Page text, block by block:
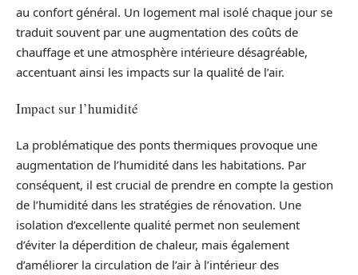
au confort général. Un logement mal isolé chaque jour se
traduit souvent par une augmentation des coûts de
chauffage et une atmosphère intérieure désagréable,
accentuant ainsi les impacts sur la qualité de l’air.
Impact sur l’humidité
La problématique des ponts thermiques provoque une
augmentation de l’humidité dans les habitations. Par
conséquent, il est crucial de prendre en compte la gestion
de l’humidité dans les stratégies de rénovation. Une
isolation d’excellente qualité permet non seulement
d’éviter la déperdition de chaleur, mais également
d’améliorer la circulation de l’air à l’intérieur des